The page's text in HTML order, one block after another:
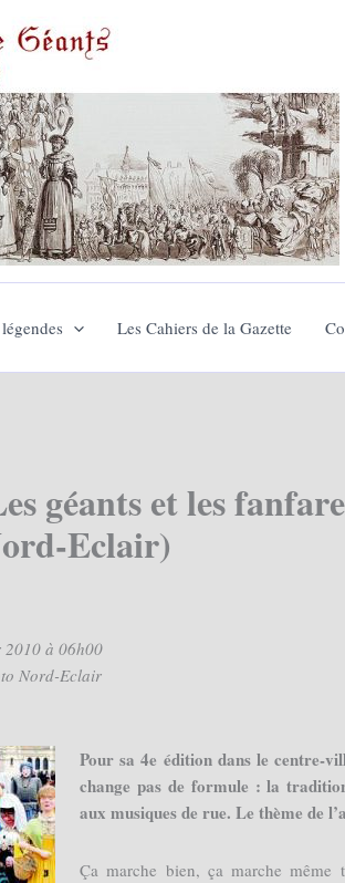
Les Cahiers de la Gazette
géants et les
Eclair)
à 06h00
Nord-Eclair
Pour sa 4e édition dans le centre-
change pas de formule : la
aux musiques de rue. Le thème de
Ça marche bien, ça marche même